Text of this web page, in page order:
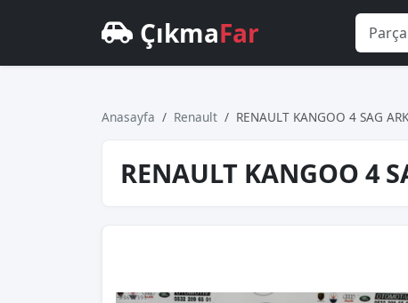
ÇıkmaFar
Anasayfa Renault RENAULT KANGOO 4 SAG
RENAULT KANGOO 4